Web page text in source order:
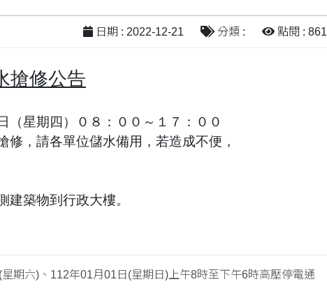
日期 : 2022-12-21 分類 : 點閱 : 861
搶修公告
（星期四）０８：００～１７：００
修，請各單位儲水備用，若造成不便，
建築物到行政大樓。
期六)、112年01月01日(星期日)上午8時至下午6時高壓停電通